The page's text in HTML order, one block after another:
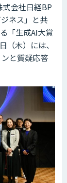
会社日経BP
ネス」と共
「生成AI大賞
（木）には、
と質疑応答